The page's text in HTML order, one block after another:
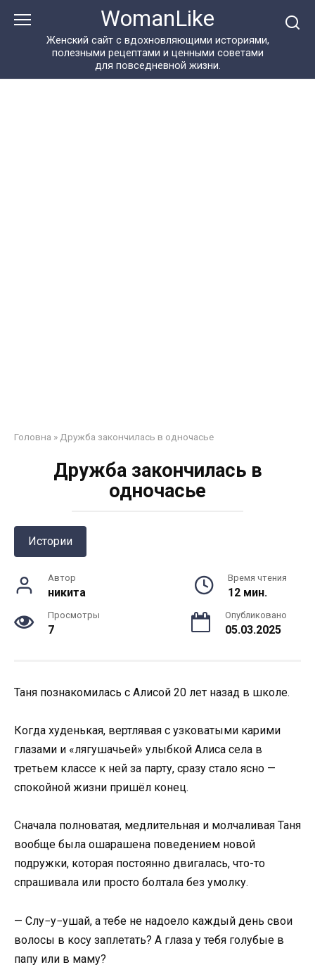
WomanLike
Женский сайт с вдохновляющими историями,
полезными рецептами и ценными советами
для повседневной жизни.
Головна » Дружба закончилась в одночасье
Дружба закончилась в
одночасье
Истории
Автор
никита
Время чтения
12 мин.
Просмотры
7
Опубликовано
05.03.2025
Таня познакомилась с Алисой 20 лет назад в школе.
Когда худенькая, вертлявая с узковатыми карими
глазами и «лягушачьей» улыбкой Алиса села в
третьем классе к ней за парту, сразу стало ясно —
спокойной жизни пришёл конец.
Сначала полноватая, медлительная и молчаливая Таня
вообще была ошарашена поведением новой
подружки, которая постоянно двигалась, что-то
спрашивала или просто болтала без умолку.
— Слу−у−ушай, а тебе не надоело каждый день свои
волосы в косу заплетать? А глаза у тебя голубые в
папу или в маму?